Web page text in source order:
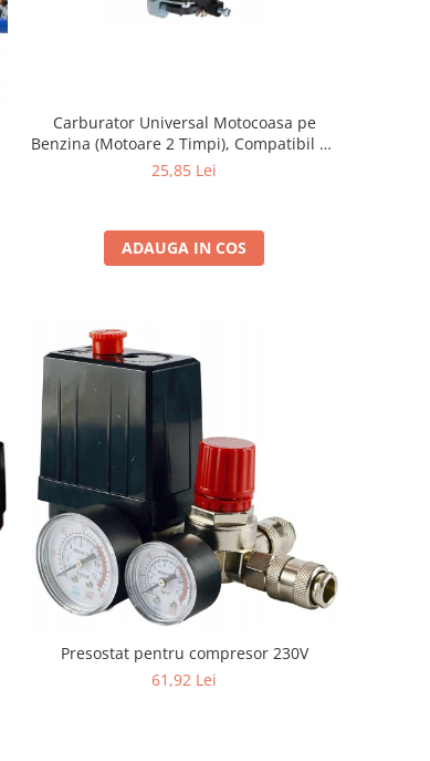
Carburator Universal Motocoasa pe
Benzina (Motoare 2 Timpi), Compatibil cu
BLACK, Demon, NAC, John Gardener,
31mm
25,85 Lei
ADAUGA IN COS
Presostat pentru compresor 230V
61,92 Lei